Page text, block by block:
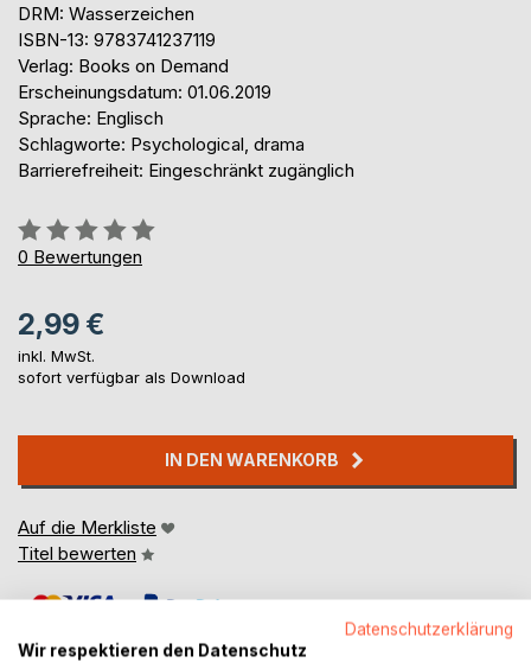
DRM: Wasserzeichen
ISBN-13: 9783741237119
Verlag: Books on Demand
Erscheinungsdatum: 01.06.2019
Sprache: Englisch
Schlagworte: Psychological, drama
Barrierefreiheit: Eingeschränkt zugänglich
Bewertung::
0%
0 Bewertungen
2,99 €
inkl. MwSt.
sofort verfügbar als Download
IN DEN WARENKORB
Auf die Merkliste
Titel bewerten
Datenschutzerklärung
Wir respektieren den Datenschutz